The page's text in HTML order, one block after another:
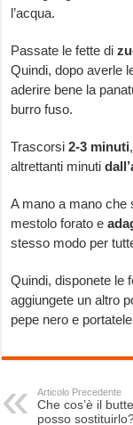
l’acqua.
Passate le fette di
Quindi, dopo averle
aderire bene la
burro fuso.
Trascorsi 2-3 minuti
altrettanti minuti
A mano a mano che
mestolo forato e
stesso modo per
Quindi, disponete le
aggiungete un altro
pepe nero e portatele
Articolo Precedente
Che cos’è il
posso